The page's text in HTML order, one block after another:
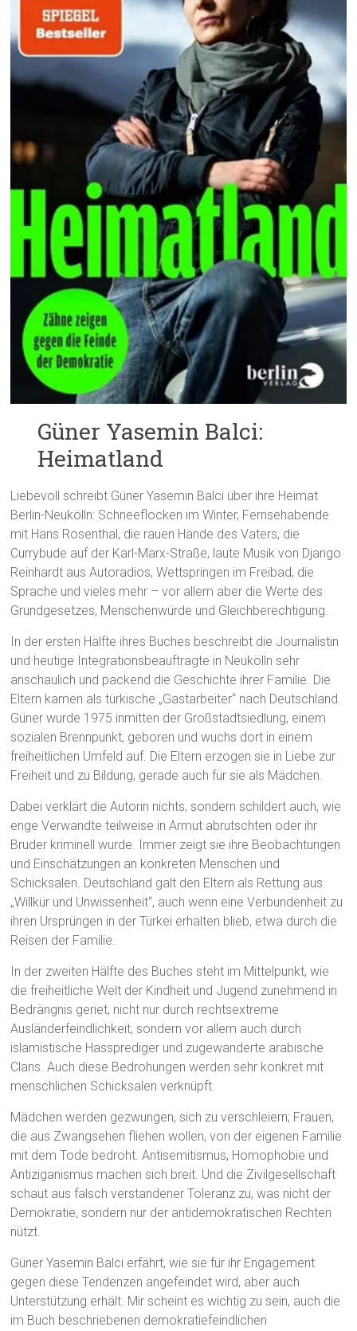
Güner Yasemin Balci:
Heimatland
Liebevoll schreibt Güner Yasemin Balci über ihre Heimat
Berlin-Neukölln: Schneeflocken im Winter, Fernsehabende
mit Hans Rosenthal, die rauen Hände des Vaters, die
Currybude auf der Karl-Marx-Straße, laute Musik von Django
Reinhardt aus Autoradios, Wettspringen im Freibad, die
Sprache und vieles mehr – vor allem aber die Werte des
Grundgesetzes, Menschenwürde und Gleichberechtigung.
In der ersten Hälfte ihres Buches beschreibt die Journalistin
und heutige Integrationsbeauftragte in Neukölln sehr
anschaulich und packend die Geschichte ihrer Familie. Die
Eltern kamen als türkische „Gastarbeiter“ nach Deutschland.
Güner wurde 1975 inmitten der Großstadtsiedlung, einem
sozialen Brennpunkt, geboren und wuchs dort in einem
freiheitlichen Umfeld auf. Die Eltern erzogen sie in Liebe zur
Freiheit und zu Bildung, gerade auch für sie als Mädchen.
Dabei verklärt die Autorin nichts, sondern schildert auch, wie
enge Verwandte teilweise in Armut abrutschten oder ihr
Bruder kriminell wurde. Immer zeigt sie ihre Beobachtungen
und Einschätzungen an konkreten Menschen und
Schicksalen. Deutschland galt den Eltern als Rettung aus
„Willkür und Unwissenheit“, auch wenn eine Verbundenheit zu
ihren Ursprüngen in der Türkei erhalten blieb, etwa durch die
Reisen der Familie.
In der zweiten Hälfte des Buches steht im Mittelpunkt, wie
die freiheitliche Welt der Kindheit und Jugend zunehmend in
Bedrängnis geriet, nicht nur durch rechtsextreme
Ausländerfeindlichkeit, sondern vor allem auch durch
islamistische Hassprediger und zugewanderte arabische
Clans. Auch diese Bedrohungen werden sehr konkret mit
menschlichen Schicksalen verknüpft.
Mädchen werden gezwungen, sich zu verschleiern; Frauen,
die aus Zwangsehen fliehen wollen, von der eigenen Familie
mit dem Tode bedroht. Antisemitismus, Homophobie und
Antiziganismus machen sich breit. Und die Zivilgesellschaft
schaut aus falsch verstandener Toleranz zu, was nicht der
Demokratie, sondern nur der antidemokratischen Rechten
nützt.
Güner Yasemin Balci erfährt, wie sie für ihr Engagement
gegen diese Tendenzen angefeindet wird, aber auch
Unterstützung erhält. Mir scheint es wichtig zu sein, auch die
im Buch beschriebenen demokratiefeindlichen